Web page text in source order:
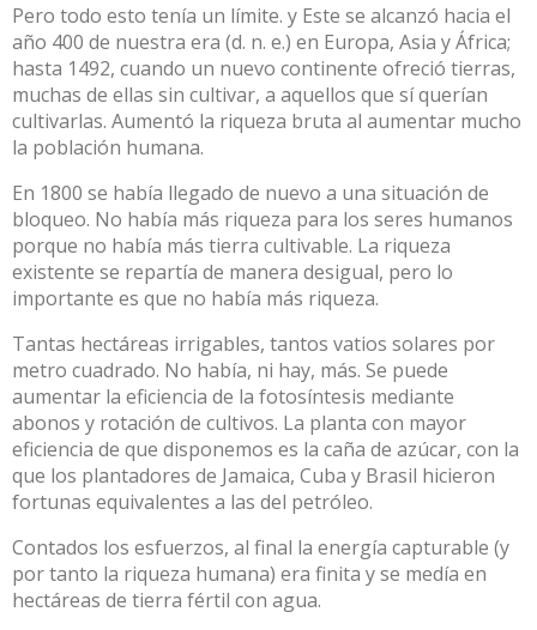
Pero todo esto tenía un límite. y Este se alcanzó hacia el
año 400 de nuestra era (d. n. e.) en Europa, Asia y África;
hasta 1492, cuando un nuevo continente ofreció tierras,
muchas de ellas sin cultivar, a aquellos que sí querían
cultivarlas. Aumentó la riqueza bruta al aumentar mucho
la población humana.
En 1800 se había llegado de nuevo a una situación de
bloqueo. No había más riqueza para los seres humanos
porque no había más tierra cultivable. La riqueza
existente se repartía de manera desigual, pero lo
importante es que no había más riqueza.
Tantas hectáreas irrigables, tantos vatios solares por
metro cuadrado. No había, ni hay, más. Se puede
aumentar la eficiencia de la fotosíntesis mediante
abonos y rotación de cultivos. La planta con mayor
eficiencia de que disponemos es la caña de azúcar, con la
que los plantadores de Jamaica, Cuba y Brasil hicieron
fortunas equivalentes a las del petróleo.
Contados los esfuerzos, al final la energía capturable (y
por tanto la riqueza humana) era finita y se medía en
hectáreas de tierra fértil con agua.